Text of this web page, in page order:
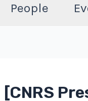
People
[CNRS